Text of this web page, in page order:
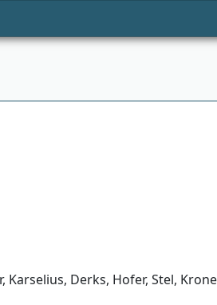
Derks, Hofer, Stel,